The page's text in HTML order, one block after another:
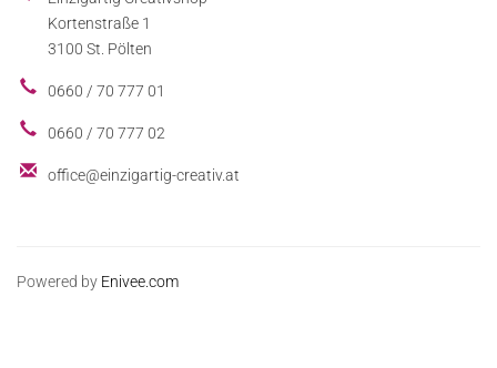
Kortenstraße 1
3100 St. Pölten
0660 / 70 777 01
0660 / 70 777 02
office@einzigartig-creativ.at
Powered by Enivee.com